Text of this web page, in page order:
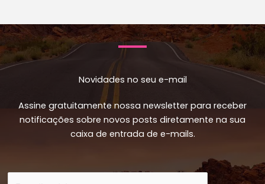
Novidades no seu e-mail
Assine gratuitamente nossa newsletter para receber
notificações sobre novos posts diretamente na sua
caixa de entrada de e-mails.